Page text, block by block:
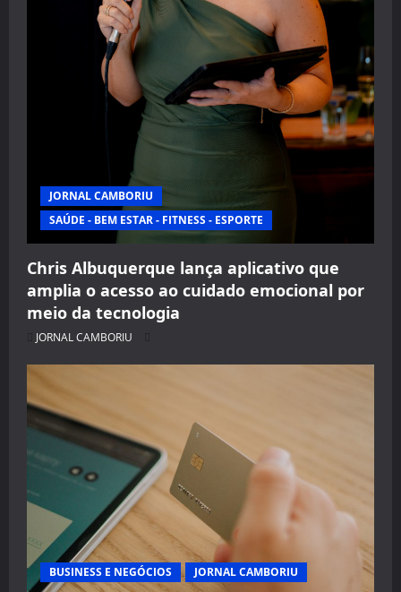
JORNAL CAMBORIU
SAÚDE - BEM ESTAR - FITNESS - ESPORTE
Chris Albuquerque lança aplicativo que
amplia o acesso ao cuidado emocional por
meio da tecnologia
JORNAL CAMBORIU
BUSINESS E NEGÓCIOS JORNAL CAMBORIU